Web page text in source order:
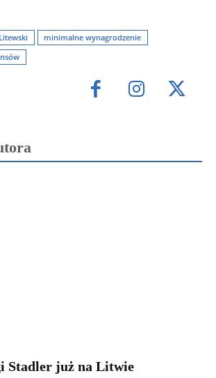
minimalne wynagrodzenie
Stadler już na Litwie